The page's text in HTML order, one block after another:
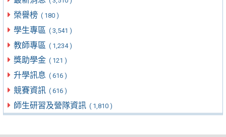
榮譽榜 ( 180 )
學生專區 ( 3,541 )
教師專區 ( 1,234 )
獎助學金 ( 121 )
升學訊息 ( 616 )
競賽資訊 ( 616 )
師生研習及營隊資訊 ( 1,810 )